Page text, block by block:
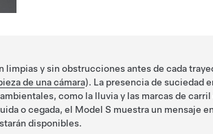
limpias y sin obstrucciones antes de cada
de una cámara). La presencia de suciedad
como la lluvia y las marcas de
o cegada, el Model S muestra un mensaje
disponibles.